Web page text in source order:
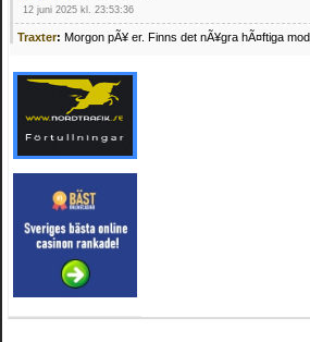
12 juni 2025 kl. 23:53:36
Traxter: Morgon pÃ¥ er. Finns det nÃ¥gra hÃ¤ftiga
Mrhandsome:SÃ¶ker defekta/trasiga fyrhjulingar. Jag
pÃ¥ 0709955029 eller hv.alexandersson@gmail.com
mvh Hugo
21 februari 2025 kl. 09:25:52
4 februari 2025 kl. 19:20:50
Oscar5:44
4 februari 2025 kl. 19:15:36
Greger59:NÃ¤gon som vet har en Cetek 500 EFI
15 januari 2025 kl. 23:49:44
Mrhandsome:SÃÂ¶ker defekta/trasiga fyrhjulingar.